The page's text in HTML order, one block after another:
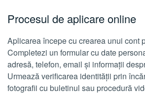
Procesul de aplicare online
Aplicarea începe cu crearea unui cont
Completezi un formular cu date
adresă, telefon, email și informații
Urmează verificarea identității prin
fotografii cu buletinul sau procedură